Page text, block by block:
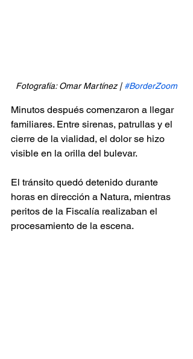
Fotografía: Omar Martínez | #BorderZoom
Minutos después comenzaron a llegar
familiares. Entre sirenas, patrullas y el
cierre de la vialidad, el dolor se hizo
visible en la orilla del bulevar.
El tránsito quedó detenido durante
horas en dirección a Natura, mientras
peritos de la Fiscalía realizaban el
procesamiento de la escena.